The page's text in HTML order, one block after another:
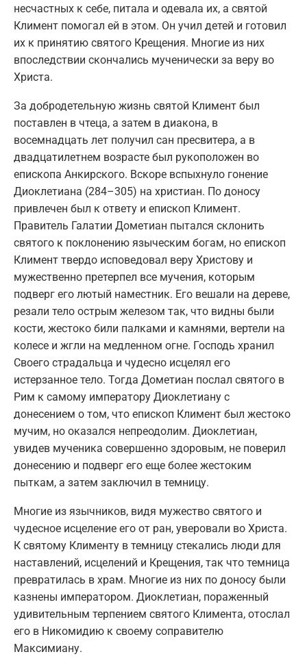
несчастных к себе, питала и одевала их, а святой
Климент помогал ей в этом. Он учил детей и готовил
их к принятию святого Крещения. Многие из них
впоследствии скончались мученически за веру во
Христа.
За добродетельную жизнь святой Климент был
поставлен в чтеца, а затем в диакона, в
восемнадцать лет получил сан пресвитера, а в
двадцатилетнем возрасте был рукоположен во
епископа Анкирского. Вскоре вспыхнуло гонение
Диоклетиана (284–305) на христиан. По доносу
привлечен был к ответу и епископ Климент.
Правитель Галатии Дометиан пытался склонить
святого к поклонению языческим богам, но епископ
Климент твердо исповедовал веру Христову и
мужественно претерпел все мучения, которым
подверг его лютый наместник. Его вешали на дереве,
резали тело острым железом так, что видны были
кости, жестоко били палками и камнями, вертели на
колесе и жгли на медленном огне. Господь хранил
Своего страдальца и чудесно исцелял его
истерзанное тело. Тогда Дометиан послал святого в
Рим к самому императору Диоклетиану с
донесением о том, что епископ Климент был жестоко
мучим, но оказался непреодолим. Диоклетиан,
увидев мученика совершенно здоровым, не поверил
донесению и подверг его еще более жестоким
пыткам, а затем заключил в темницу.
Многие из язычников, видя мужество святого и
чудесное исцеление его от ран, уверовали во Христа.
К святому Клименту в темницу стекались люди для
наставлений, исцелений и Крещения, так что темница
превратилась в храм. Многие из них по доносу были
казнены императором. Диоклетиан, пораженный
удивительным терпением святого Климента, отослал
его в Никомидию к своему соправителю
Максимиану.